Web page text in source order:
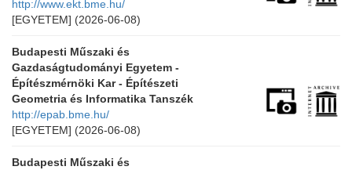
http://www.ekt.bme.hu/
[EGYETEM] (2026-06-08)
Budapesti Műszaki és
Gazdaságtudományi Egyetem -
Építészmérnöki Kar - Építészeti
Geometria és Informatika Tanszék
http://epab.bme.hu/
[EGYETEM] (2026-06-08)
Budapesti Műszaki és